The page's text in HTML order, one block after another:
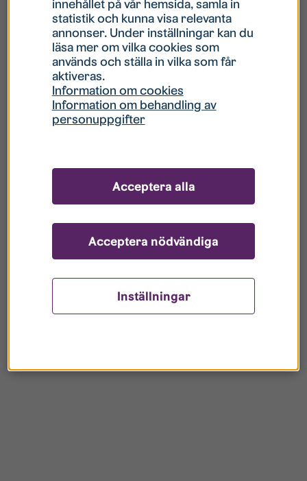
Hur gör jag om mitt konto är låst?
Hur gör jag när jag glömt mitt lösenord?
Vad innebär Gästkonto/Gästanvändare?
innehållet på vår hemsida, samla in
statistik och kunna visa relevanta
annonser. Under inställningar kan du
läsa mer om vilka cookies som
används och ställa in vilka som får
aktiveras.
Information om cookies
Information om behandling av
personuppgifter
Inställningar
Acceptera nödvändiga
Acceptera alla